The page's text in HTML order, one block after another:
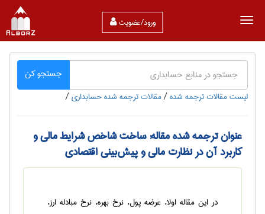
ورود/عضویت
جستجو کن
لیست مقالات ترجمه شده/مقالات ترجمه شده حسابداری/
عنوان ترجمه شده مقاله: ساخت شاخص شرایط مالی و
کاربرد آن در نظارت مالی و پیش‌بینی اقتصادی
در این مقاله اولا، عرضه پول، نرخ بهره، نرخ مبادله ارز،